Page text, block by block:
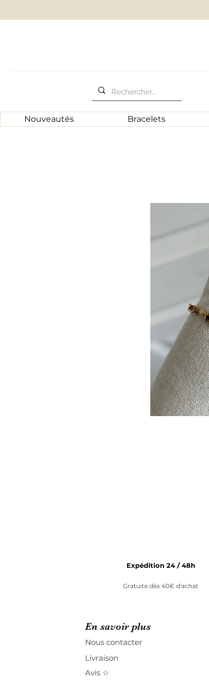
Nouveautés Bracelets
Expédition 24 / 48h
Gratuite dès 40€ d'achat
En savoir plus
Nous contacter
Livraison
Avis ☆